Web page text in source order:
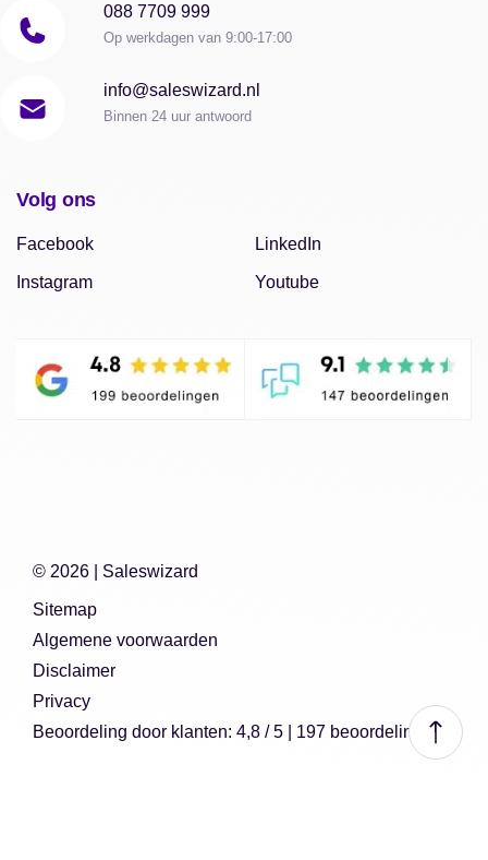
088 7709 999
Op werkdagen van 9:00-17:00
info@saleswizard.nl
Binnen 24 uur antwoord
Volg ons
Facebook
Instagram
LinkedIn
Youtube
© 2026 | Saleswizard
Sitemap
Algemene voorwaarden
Disclaimer
Privacy
Beoordeling door klanten: 4,8 /5 197 beoordelingen